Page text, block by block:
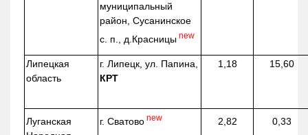
муниципальный
район, Сусанинское
с. п., д.Красницы new
Липецкая
область
г. Липецк, ул. Папина,
КРТ
1,18 15,60
Луганская
г. Сватово new 2,82 0,33